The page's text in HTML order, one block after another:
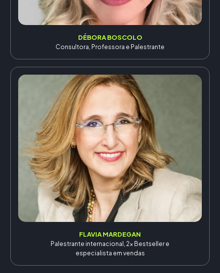
DÉBORA BOSCOLO
Consultora, Professora e Palestrante
FLAVIA MARDEGAN
Palestrante internacional, 2x Bestseller e
especialista em vendas